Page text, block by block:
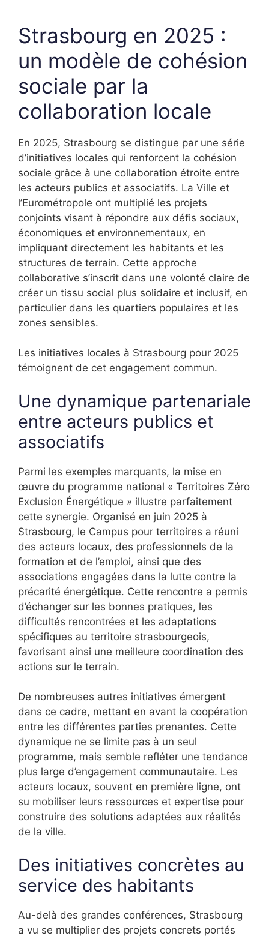
Strasbourg en 2025 :
un modèle de cohésion
sociale par la
collaboration locale
En 2025, Strasbourg se distingue par une série
d’initiatives locales qui renforcent la cohésion
sociale grâce à une collaboration étroite entre
les acteurs publics et associatifs. La Ville et
l’Eurométropole ont multiplié les projets
conjoints visant à répondre aux défis sociaux,
économiques et environnementaux, en
impliquant directement les habitants et les
structures de terrain. Cette approche
collaborative s’inscrit dans une volonté claire de
créer un tissu social plus solidaire et inclusif, en
particulier dans les quartiers populaires et les
zones sensibles.
Les initiatives locales à Strasbourg pour 2025
témoignent de cet engagement commun.
Une dynamique partenariale
entre acteurs publics et
associatifs
Parmi les exemples marquants, la mise en
œuvre du programme national « Territoires Zéro
Exclusion Énergétique » illustre parfaitement
cette synergie. Organisé en juin 2025 à
Strasbourg, le Campus pour territoires a réuni
des acteurs locaux, des professionnels de la
formation et de l’emploi, ainsi que des
associations engagées dans la lutte contre la
précarité énergétique. Cette rencontre a permis
d’échanger sur les bonnes pratiques, les
difficultés rencontrées et les adaptations
spécifiques au territoire strasbourgeois,
favorisant ainsi une meilleure coordination des
actions sur le terrain.
De nombreuses autres initiatives émergent
dans ce cadre, mettant en avant la coopération
entre les différentes parties prenantes. Cette
dynamique ne se limite pas à un seul
programme, mais semble refléter une tendance
plus large d’engagement communautaire. Les
acteurs locaux, souvent en première ligne, ont
su mobiliser leurs ressources et expertise pour
construire des solutions adaptées aux réalités
de la ville.
Des initiatives concrètes au
service des habitants
Au-delà des grandes conférences, Strasbourg
a vu se multiplier des projets concrets portés